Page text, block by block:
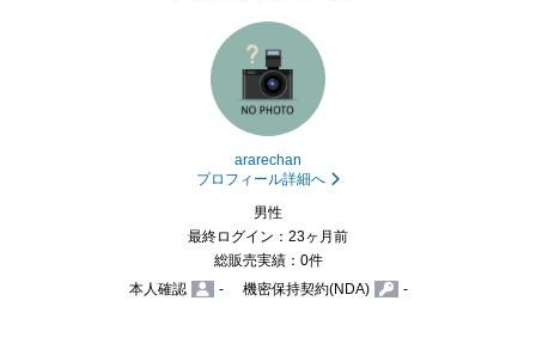
ararechan
プロフィール詳細へ
男性
最終ログイン：23ヶ月前
総販売実績：0件
本人確認
- 機密保持契約(NDA) -